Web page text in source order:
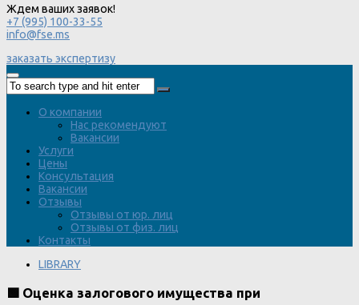
Ждем ваших заявок!
+7 (995) 100-33-55
info@fse.ms
заказать экспертизу
О компании
Нас рекомендуют
Вакансии
Услуги
Цены
Консультация
Вакансии
Отзывы
Отзывы от юр. лиц
Отзывы от физ. лиц
Контакты
LIBRARY
🟩 Оценка залогового имущества при